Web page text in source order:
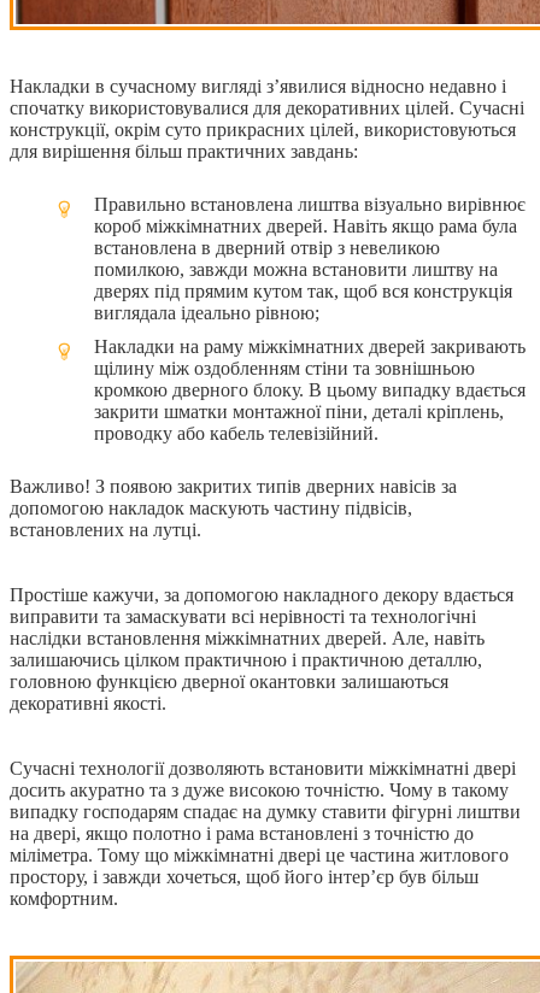
Накладки в сучасному вигляді з’явилися відносно недавно і
спочатку використовувалися для декоративних цілей. Сучасні
конструкції, окрім суто прикрасних цілей, використовуються
для вирішення більш практичних завдань:
Правильно встановлена лиштва візуально вирівнює
короб міжкімнатних дверей. Навіть якщо рама була
встановлена в дверний отвір з невеликою
помилкою, завжди можна встановити лиштву на
дверях під прямим кутом так, щоб вся конструкція
виглядала ідеально рівною;
Накладки на раму міжкімнатних дверей закривають
щілину між оздобленням стіни та зовнішньою
кромкою дверного блоку. В цьому випадку вдається
закрити шматки монтажної піни, деталі кріплень,
проводку або кабель телевізійний.
Важливо! З появою закритих типів дверних навісів за
допомогою накладок маскують частину підвісів,
встановлених на лутці.
Простіше кажучи, за допомогою накладного декору вдається
виправити та замаскувати всі нерівності та технологічні
наслідки встановлення міжкімнатних дверей. Але, навіть
залишаючись цілком практичною і практичною деталлю,
головною функцією дверної окантовки залишаються
декоративні якості.
Сучасні технології дозволяють встановити міжкімнатні двері
досить акуратно та з дуже високою точністю. Чому в такому
випадку господарям спадає на думку ставити фігурні лиштви
на двері, якщо полотно і рама встановлені з точністю до
міліметра. Тому що міжкімнатні двері це частина житлового
простору, і завжди хочеться, щоб його інтер’єр був більш
комфортним.